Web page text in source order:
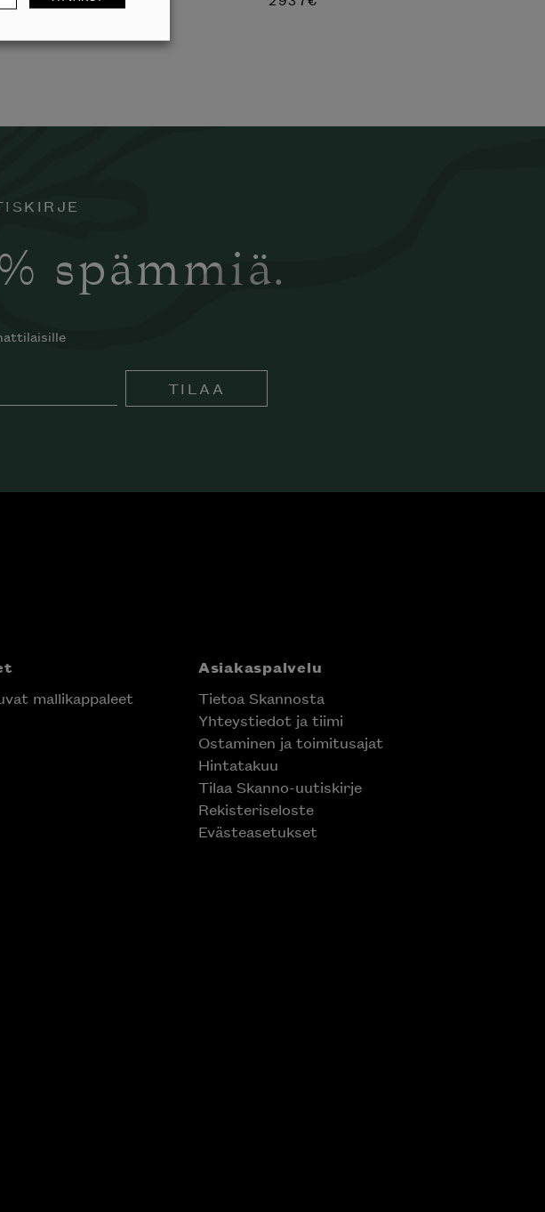
spämmiä.
TILAA
mallikappaleet
Asiakaspalvelu
Tietoa Skannosta
Yhteystiedot ja tiimi
Ostaminen ja toimitusajat
Hintatakuu
Tilaa Skanno-uutiskirje
Rekisteriseloste
Evästeasetukset